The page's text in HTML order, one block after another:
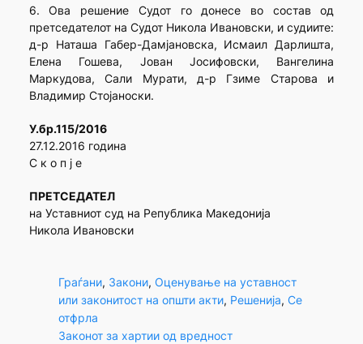
6. Ова решение Судот го донесе во состав од
претседателот на Судот Никола Ивановски, и судиите:
д-р Наташа Габер-Дамјановска, Исмаил Дарлишта,
Елена Гошева, Јован Јосифовски, Вангелина
Маркудова, Сали Мурати, д-р Гзиме Старова и
Владимир Стојаноски.
У.бр.115/2016
27.12.2016 година
С к о п ј е
ПРЕТСЕДАТЕЛ
на Уставниот суд на Република Македонија
Никола Ивановски
Граѓани, Закони, Оценување на уставност
или законитост на општи акти, Решенија, Се
отфрла
Законот за хартии од вредност